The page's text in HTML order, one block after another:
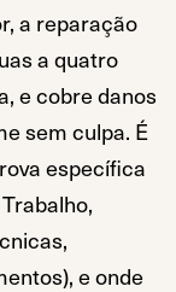
a reparação
a quatro
e cobre danos
sem culpa. É
específica
e onde